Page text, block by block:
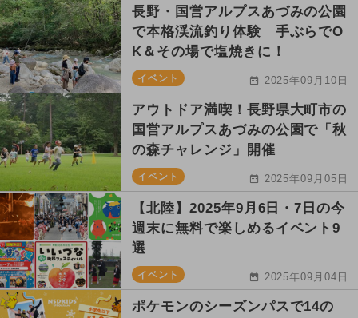
長野・国営アルプスあづみの公園
で本格渓流釣り体験 手ぶらでO
K＆その場で塩焼きに！
イベント 2025年09月10日
アウトドア満喫！長野県大町市の
国営アルプスあづみの公園で「秋
の森チャレンジ」開催
イベント 2025年09月05日
【北陸】2025年9月6日・7日の今
週末に無料で楽しめるイベント9
選
イベント 2025年09月04日
ポケモンのシーズンパスで14の